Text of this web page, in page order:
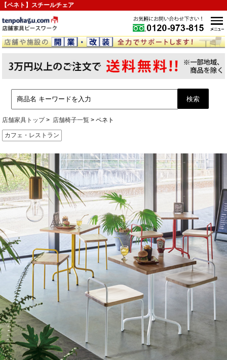
【ペネト】スチールチェア
店舗家具トップ 店舗椅子一覧 ペネト
カフェ・レストラン